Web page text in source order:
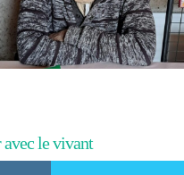
le vivant